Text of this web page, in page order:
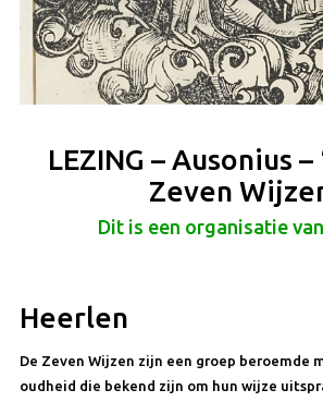
LEZING – Ausonius –
Zeven
Dit is een organisatie
Heerlen
De Zeven Wijzen zijn een groep beroemde
oudheid die bekend zijn om hun wijze